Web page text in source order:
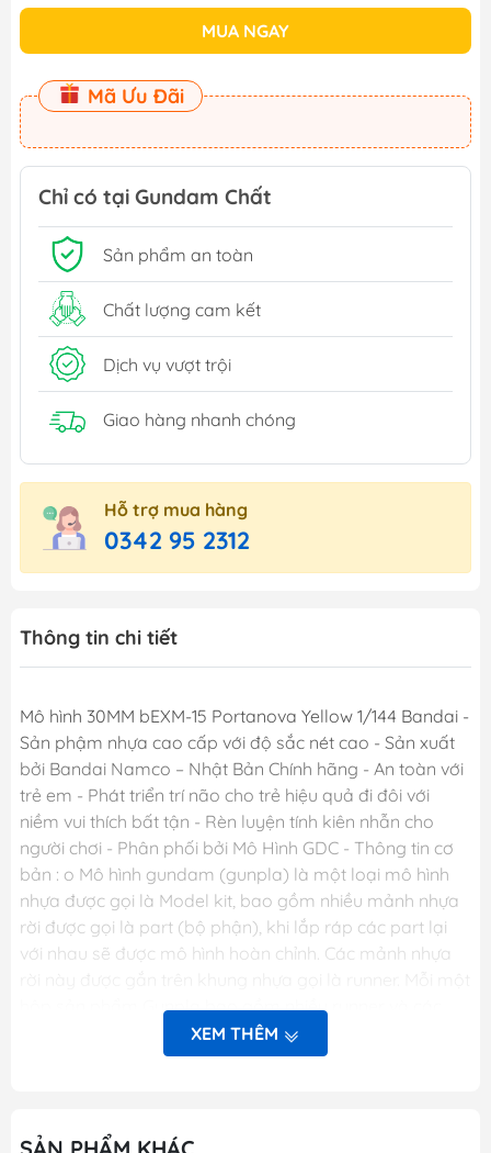
MUA NGAY
Mã Ưu Đãi
Chỉ có tại Gundam Chất
Sản phẩm an toàn
Chất lượng cam kết
Dịch vụ vượt trội
Giao hàng nhanh chóng
Hỗ trợ mua hàng
0342 95 2312
Thông tin chi tiết
Mô hình 30MM bEXM-15 Portanova Yellow 1/144 Bandai -
Sản phậm nhựa cao cấp với độ sắc nét cao - Sản xuất
bởi Bandai Namco – Nhật Bản Chính hãng - An toàn với
trẻ em - Phát triển trí não cho trẻ hiệu quả đi đôi với
niềm vui thích bất tận - Rèn luyện tính kiên nhẫn cho
người chơi - Phân phối bởi Mô Hình GDC - Thông tin cơ
bản : o Mô hình gundam (gunpla) là một loại mô hình
nhựa được gọi là Model kit, bao gồm nhiều mảnh nhựa
rời được gọi là part (bộ phận), khi lắp ráp các part lại
với nhau sẽ được mô hình hoàn chỉnh. Các mảnh nhựa
hộp sản phẩm Gunpla bao gồm nhiều runner và các
phụ kiện liên quan, một tập sách nhỏ (manual) bên
trong giới thiệu sơ lược về mẫu Gundam trong hộp và
muốn. o Người chơi sẽ thỏa sức sáng tạo và đam mê.
XEM THÊM